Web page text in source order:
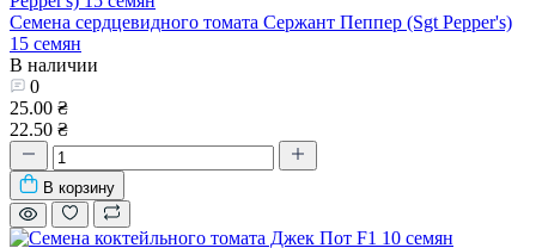
Семена сердцевидного томата Сержант Пеппер (Sgt Pepper's)
15 семян
В наличии
0
25.00 ₴
22.50 ₴
В корзину